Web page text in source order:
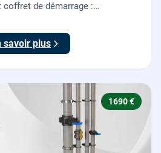
coffret de démarrage :
plombiers.
savoir plus
1690 €